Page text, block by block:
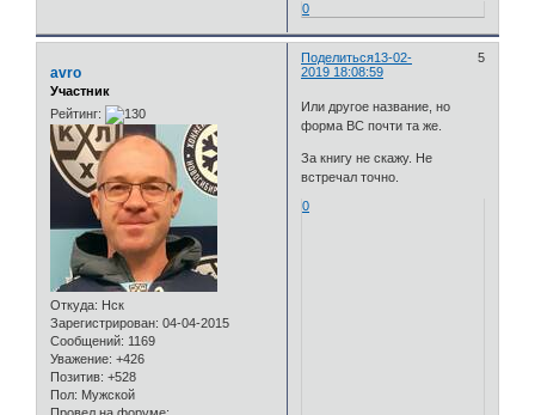
0
Поделиться 5
13-02-
2019 18:08:59
avro
Участник
Рейтинг:
Откуда: Нск
Зарегистрирован: 04-04-2015
Сообщений: 1169
Уважение: +426
Позитив: +528
Пол: Мужской
Или другое название, но
форма ВС почти та же.
За книгу не скажу. Не
встречал точно.
0